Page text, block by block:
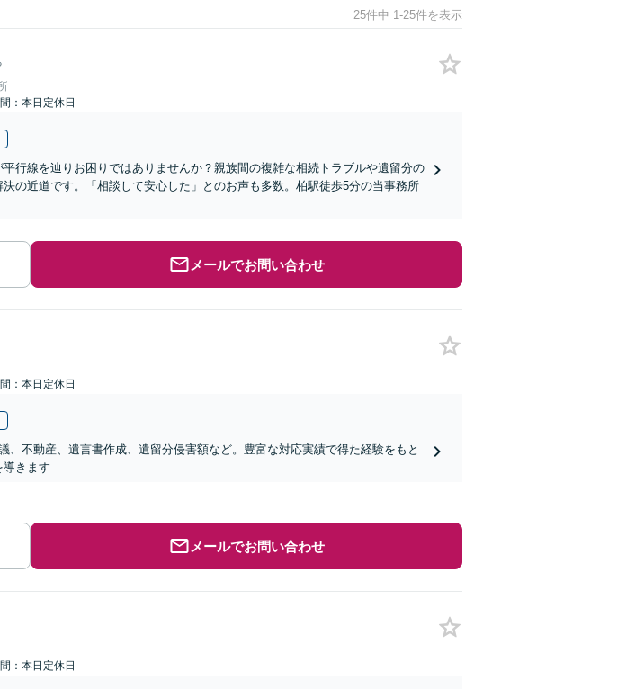
25件中 1-25件を表示
：本日定休日
平行線を辿りお困りではありませんか？親族間の複雑な相続トラブルや遺留分の
の近道です。「相談して安心した」とのお声も多数。柏駅徒歩5分の当事務所
メールでお問い合わせ
：本日定休日
、不動産、遺言書作成、遺留分侵害額など。豊富な対応実績で得た経験をもと
導きます
メールでお問い合わせ
：本日定休日